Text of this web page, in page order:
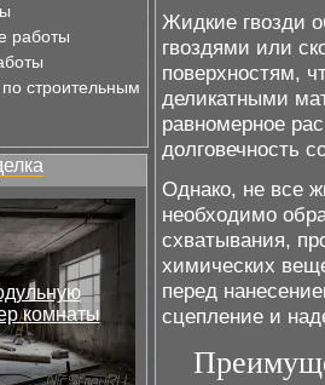
работы
строительным
комнаты
Жидкие гвозди
гвоздями или
поверхностям,
деликатными
равномерное
долговечность
Однако, не все
необходимо
схватывания,
химических
перед
сцепление и